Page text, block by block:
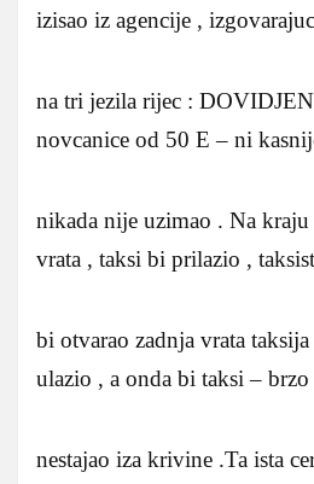
izisao iz agencije ,
na tri jezila rijec :
novcanice od 50 E – ni
nikada nije uzimao . Na kraju
vrata , taksi bi prilazio ,
bi otvarao zadnja vrata
ulazio , a onda bi taksi – brzo
nestajao iza krivine .Ta ista